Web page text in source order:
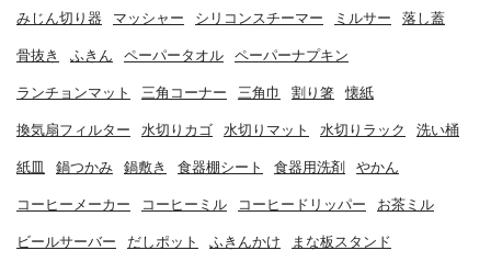
みじん切り器 マッシャー シリコンスチーマー ミルサー 落し蓋
骨抜き ふきん ペーパータオル ペーパーナプキン
ランチョンマット 三角コーナー 三角巾 割り箸 懐紙
換気扇フィルター 水切りカゴ 水切りマット 水切りラック 洗い桶
紙皿 鍋つかみ 鍋敷き 食器棚シート 食器用洗剤 やかん
コーヒーメーカー コーヒーミル コーヒードリッパー お茶ミル
ビールサーバー だしポット ふきんかけ まな板スタンド